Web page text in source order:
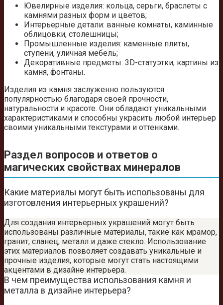
Ювелирные изделия: кольца, серьги, браслеты с
камнями разных форм и цветов;
Интерьерные детали: ванные комнаты, каминные
облицовки, столешницы;
Промышленные изделия: каменные плиты,
ступени, уличная мебель;
Декоративные предметы: 3D-статуэтки, картины из
камня, фонтаны.
Изделия из камня заслуженно пользуются
популярностью благодаря своей прочности,
натуральности и красоте. Они обладают уникальными
характеристиками и способны украсить любой интерьер
своими уникальными текстурами и оттенками.
Раздел вопросов и ответов о
магических свойствах минералов
Какие материалы могут быть использованы для
изготовления интерьерных украшений?
Для создания интерьерных украшений могут быть
использованы различные материалы, такие как мрамор,
гранит, сланец, металл и даже стекло. Использование
этих материалов позволяет создавать уникальные и
прочные изделия, которые могут стать настоящими
акцентами в дизайне интерьера.
В чем преимущества использования камня и
металла в дизайне интерьера?